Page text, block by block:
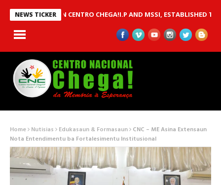
NEWS TICKER
BETWEEN CENTRO CHEGA!I.P AND MSSI, ESTABLISHED TO
Home Nutisias Edukasaun & Formasaun CNC – ME Asina Extensaun
Nota Entendimentu ba Fortalesimentu Institusional